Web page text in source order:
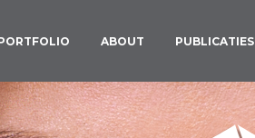
ABOUT PUBLICATIES